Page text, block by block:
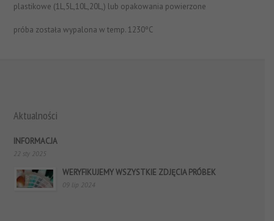
plastikowe (1L,5L,10L,20L,) lub opakowania powierzone
próba została wypalona w temp. 1230ºC
Aktualności
INFORMACJA
22 sty 2025
WERYFIKUJEMY WSZYSTKIE ZDJĘCIA PRÓBEK
09 lip 2024